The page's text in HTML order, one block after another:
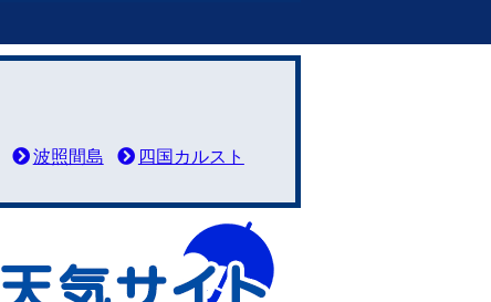
波照間島 四国カルスト